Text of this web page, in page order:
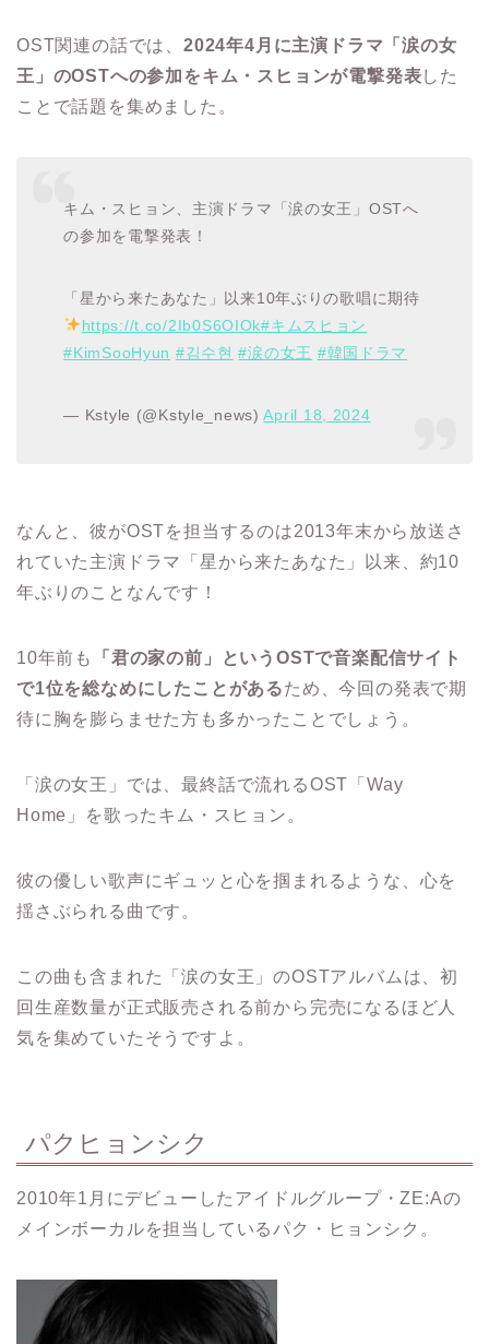
OST関連の話では、 2024年4月に主演ドラマ「涙の女
王」のOSTへの参加をキム・スヒョンが電撃発表した
ことで話題を集めました。
キム・スヒョン、主演ドラマ「涙の女王」OSTへ
の参加を電撃発表！
「星から来たあなた」以来10年ぶりの歌唱に期待
https://t.co/2Ib0S6OIOk#キムスヒョン
#KimSooHyun #김수현 #涙の女王 #韓国ドラマ
— Kstyle (@Kstyle_news)April 18, 2024
なんと、彼がOSTを担当するのは2013年末から放送さ
れていた主演ドラマ「星から来たあなた」以来、約10
年ぶりのことなんです！
10年前も
「君の家の前」というOSTで音楽配信サイト
で1位を総なめにしたことがあるため、今回の発表で期
待に胸を膨らませた方も多かったことでしょう。
「涙の女王」では、最終話で流れるOST「Way
Home」を歌ったキム・スヒョン。
彼の優しい歌声にギュッと心を掴まれるような、心を
揺さぶられる曲です。
この曲も含まれた「涙の女王」のOSTアルバムは、初
回生産数量が正式販売される前から完売になるほど人
気を集めていたそうですよ。
パクヒョンシク
2010年1月にデビューしたアイドルグループ・ZE:Aの
メインボーカルを担当しているパク・ヒョンシク。